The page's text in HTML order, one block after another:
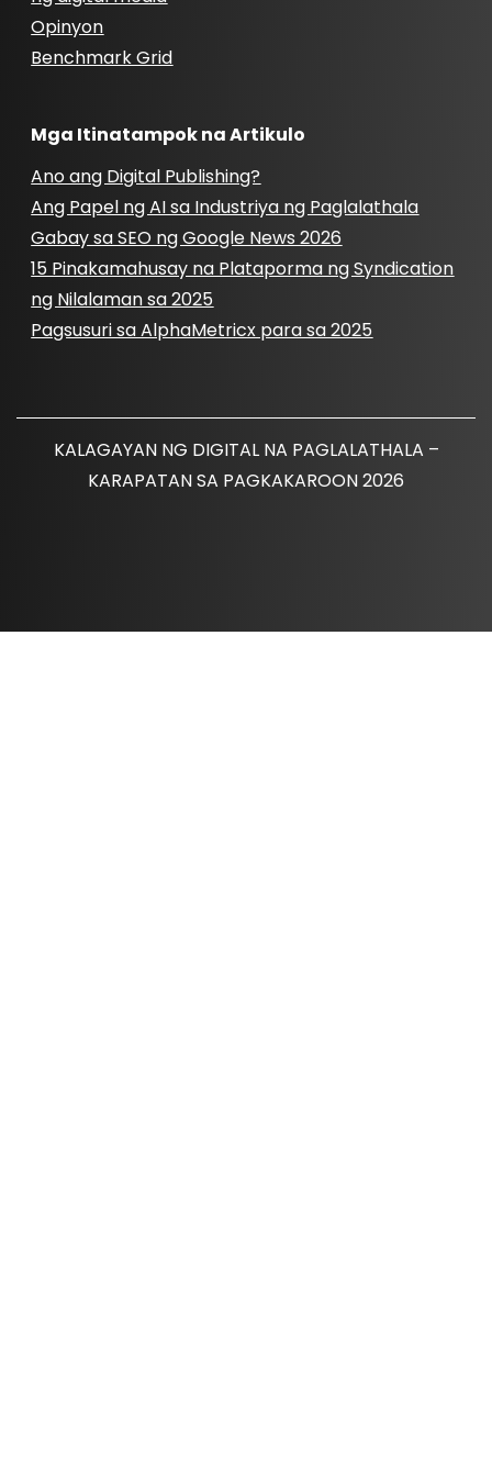
Opinyon
Benchmark Grid
Mga Itinatampok na Artikulo
Ano ang Digital Publishing?
Ang Papel ng AI sa Industriya ng Paglalathala
Gabay sa SEO ng Google News 2026
15 Pinakamahusay na Plataporma ng Syndication
ng Nilalaman sa 2025
Pagsusuri sa AlphaMetricx para sa 2025
KALAGAYAN NG DIGITAL NA PAGLALATHALA –
KARAPATAN SA PAGKAKAROON 2026